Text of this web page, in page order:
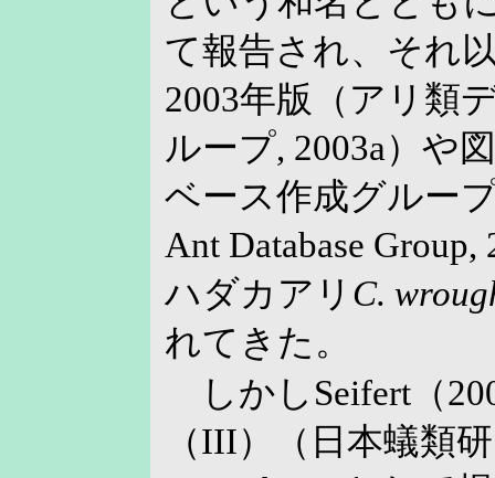
て報告され、それ
2003年版（アリ類
ループ, 2003a）や
ベース作成グループ
Ant Database
ハダカアリ C.
れてきた。
しかしSeifert（
（III）（日本蟻類